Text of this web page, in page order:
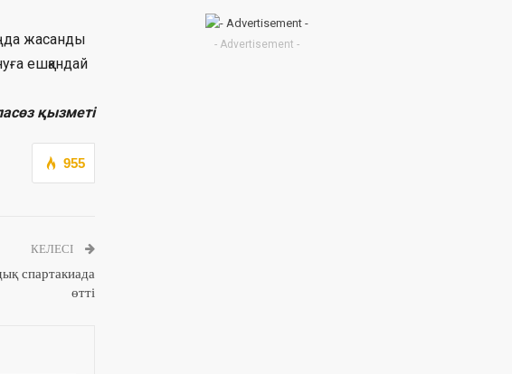
жасанды
ешқандай
қызметі
955
КЕЛЕСІ
спартакиада
өтті
- Advertisement -